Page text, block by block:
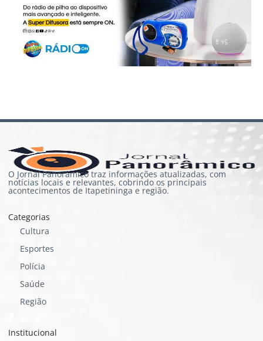
O Jornal Panorâmico traz informações atualizadas, com
notícias locais e relevantes, cobrindo os principais
acontecimentos de Itapetininga e região.
Categorias
Cultura
Esportes
Polícia
Saúde
Região
Institucional